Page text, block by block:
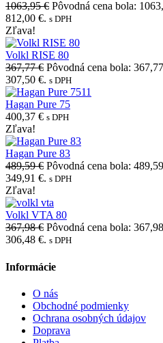
1063,95€ Pôvodná cena bola:
812,00 €. s DPH
Zľava!
Volkl RISE 80
367,77€ Pôvodná cena bola:
307,50 €. s DPH
Hagan Pure 75
400,37 € s DPH
Zľava!
Hagan Pure 83
489,59€ Pôvodná cena bola:
349,91 €. s DPH
Zľava!
Volkl VTA 80
367,98€ Pôvodná cena bola:
306,48 €. s DPH
Informácie
O nás
Obchodné podmienky
Ochrana osobných údajov
Doprava